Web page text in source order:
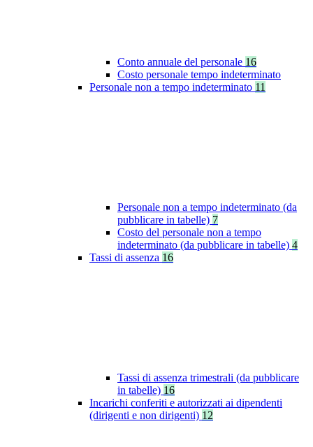
Conto annuale del personale 16
Costo personale tempo indeterminato
Personale non a tempo indeterminato 11
Personale non a tempo indeterminato (da
pubblicare in tabelle) 7
Costo del personale non a tempo
indeterminato (da pubblicare in tabelle) 4
Tassi di assenza 16
Tassi di assenza trimestrali (da pubblicare
in tabelle) 16
Incarichi conferiti e autorizzati ai dipendenti
(dirigenti e non dirigenti) 12